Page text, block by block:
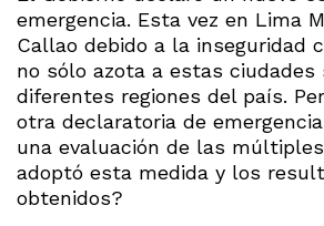
emergencia. Esta vez en Lima
Callao debido a la inseguridad
no sólo azota a estas ciudades
diferentes regiones del país.
otra declaratoria de
una evaluación de las
adoptó esta medida y los
obtenidos?